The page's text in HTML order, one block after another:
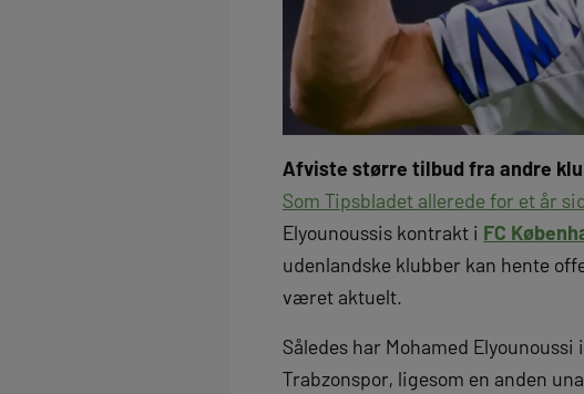
Afviste større tilbud fra andre
Som Tipsbladet allerede for et år
Elyounoussis kontrakt i FC
udenlandske klubber kan hente
været aktuelt.
Således har Mohamed
Trabzonspor, ligesom en anden